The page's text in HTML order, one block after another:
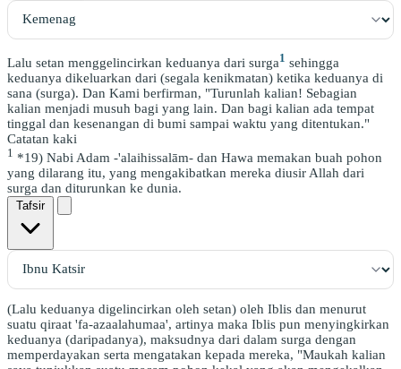
Lalu setan menggelincirkan keduanya dari surga1 sehingga
keduanya dikeluarkan dari (segala kenikmatan) ketika keduanya di
sana (surga). Dan Kami berfirman, "Turunlah kalian! Sebagian
kalian menjadi musuh bagi yang lain. Dan bagi kalian ada tempat
tinggal dan kesenangan di bumi sampai waktu yang ditentukan."
Catatan kaki
1 *19) Nabi Adam -'alaihissalām- dan Hawa memakan buah pohon
yang dilarang itu, yang mengakibatkan mereka diusir Allah dari
surga dan diturunkan ke dunia.
Tafsir
(Lalu keduanya digelincirkan oleh setan) oleh Iblis dan menurut
suatu qiraat 'fa-azaalahumaa', artinya maka Iblis pun menyingkirkan
keduanya (daripadanya), maksudnya dari dalam surga dengan
memperdayakan serta mengatakan kepada mereka, "Maukah kalian